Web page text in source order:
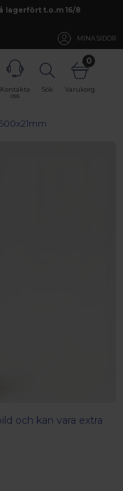
lagerfört t.o.m 16/8
MINA SIDOR
Kontakta
oss
Sök
0
Varukorg
och kan vara extra